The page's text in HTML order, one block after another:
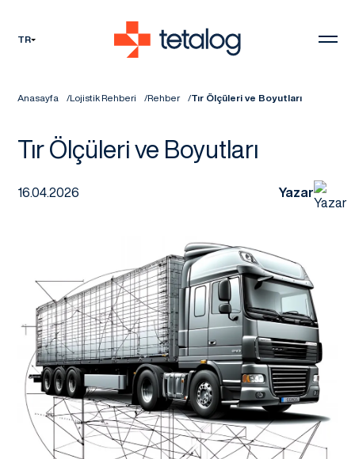
TR
Anasayfa Lojistik Rehberi Rehber Tır Ölçüleri ve Boyutları
Tır Ölçüleri ve Boyutları
16.04.2026 Yazar